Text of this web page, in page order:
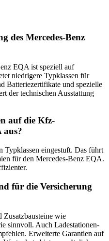
des Mercedes-Benz
EQA ist speziell auf
niedrigere Typklassen für
Batteriezertifikate und spezielle
der technischen Ausstattung
auf die Kfz-
aus?
Typklassen eingestuft. Das führt
für den Mercedes-Benz EQA.
für die Versicherung
Zusatzbausteine wie
sinnvoll. Auch Ladestationen-
Erweiterte Garantien auf